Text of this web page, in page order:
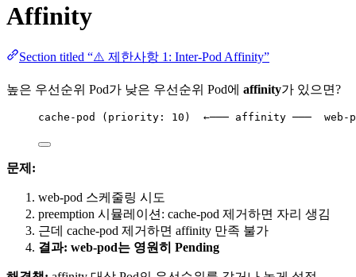
Affinity
Section titled “⚠️ 제한사항 1: Inter-Pod Affinity”
높은 우선순위 Pod가 낮은 우선순위 Pod에 affinity가 있으면?
cache-pod (priority: 10)  ←─── affinity ───
문제:
web-pod 스케줄링 시도
preemption 시뮬레이션: cache-pod 제거하면 자리 생김
근데 cache-pod 제거하면 affinity 만족 불가
결과: web-pod는 영원히 Pending